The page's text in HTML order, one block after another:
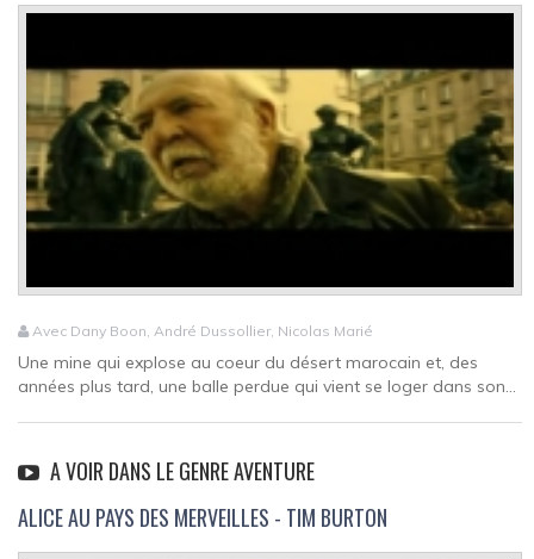
Avec Dany Boon, André Dussollier, Nicolas Marié
Une mine qui explose au coeur du désert marocain et, des
années plus tard, une balle perdue qui vient se loger dans son...
A VOIR DANS LE GENRE AVENTURE
ALICE AU PAYS DES MERVEILLES - TIM BURTON